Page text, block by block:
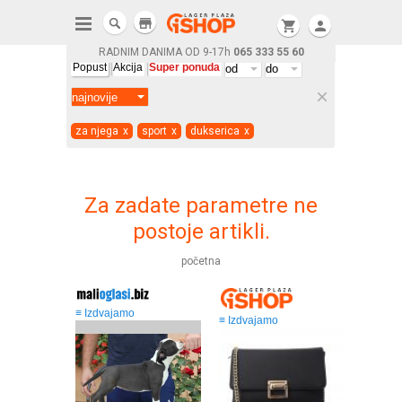
RADNIM DANIMA OD 9-17h 065 333 55 60
shopping_cart person
store
Popust Akcija Super ponuda
clear
za njega x sport x dukserica x
Za zadate parametre ne
postoje artikli.
početna